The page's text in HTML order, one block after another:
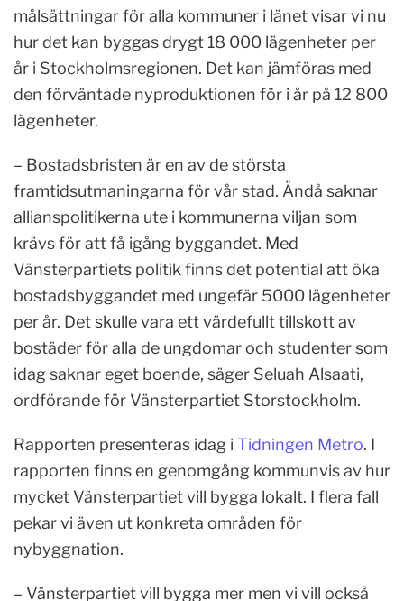
målsättningar för alla kommuner i länet visar vi nu
hur det kan byggas drygt 18 000 lägenheter per
år i Stockholmsregionen. Det kan jämföras med
den förväntade nyproduktionen för i år på 12 800
lägenheter.
– Bostadsbristen är en av de största
framtidsutmaningarna för vår stad. Ändå saknar
allianspolitikerna ute i kommunerna viljan som
krävs för att få igång byggandet. Med
Vänsterpartiets politik finns det potential att öka
bostadsbyggandet med ungefär 5000 lägenheter
per år. Det skulle vara ett värdefullt tillskott av
bostäder för alla de ungdomar och studenter som
idag saknar eget boende, säger Seluah Alsaati,
ordförande för Vänsterpartiet Storstockholm.
Rapporten presenteras idag i Tidningen Metro. I
rapporten finns en genomgång kommunvis av hur
mycket Vänsterpartiet vill bygga lokalt. I flera fall
pekar vi även ut konkreta områden för
nybyggnation.
– Vänsterpartiet vill bygga mer men vi vill också